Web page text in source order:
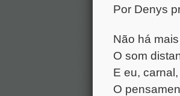
Por Denys
Não há
O som
E eu,
O